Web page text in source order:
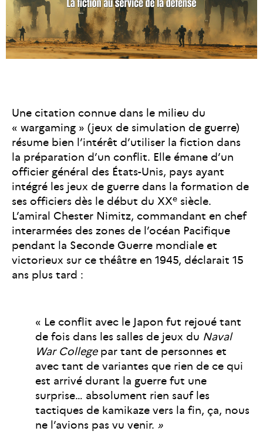
Une citation connue dans le milieu du
« wargaming » (jeux de simulation de guerre)
résume bien l’intérêt d’utiliser la fiction dans
la préparation d’un conflit. Elle émane d’un
officier général des États-Unis, pays ayant
intégré les jeux de guerre dans la formation de
ses officiers dès le début du XXe siècle.
L’amiral Chester Nimitz, commandant en chef
interarmées des zones de l’océan Pacifique
pendant la Seconde Guerre mondiale et
victorieux sur ce théâtre en 1945, déclarait 15
ans plus tard :
« Le conflit avec le Japon fut rejoué tant
de fois dans les salles de jeux du Naval
War Collegepar tant de personnes et
avec tant de variantes que rien de ce qui
est arrivé durant la guerre fut une
surprise… absolument rien sauf les
tactiques de kamikaze vers la fin, ça, nous
ne l’avions pas vu venir. »